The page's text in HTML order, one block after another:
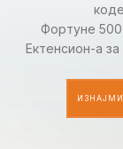
Фортуне 500
Ектенсион-а